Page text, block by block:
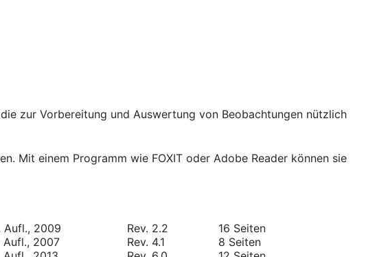
zur Vorbereitung und Auswertung von Beobachtungen nützlich
Mit einem Programm wie FOXIT oder Adobe Reader können sie
Aufl., 2009 Rev. 2.2
16 Seiten
Aufl., 2007 Rev. 4.1
8 Seiten